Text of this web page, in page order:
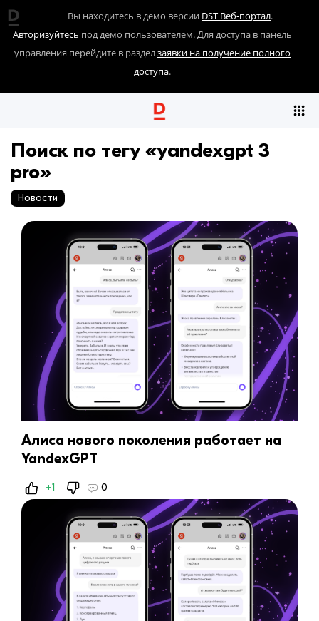
Вы находитесь в демо версии DST Веб-портал.
Авторизуйтесь под демо пользователем. Для доступа в панель
управления перейдите в разделзаявки на получение полного
доступа.
Поиск по тегу «yandexgpt 3
pro»
Новости
Алиса нового поколения работает на
YandexGPT
+1 0